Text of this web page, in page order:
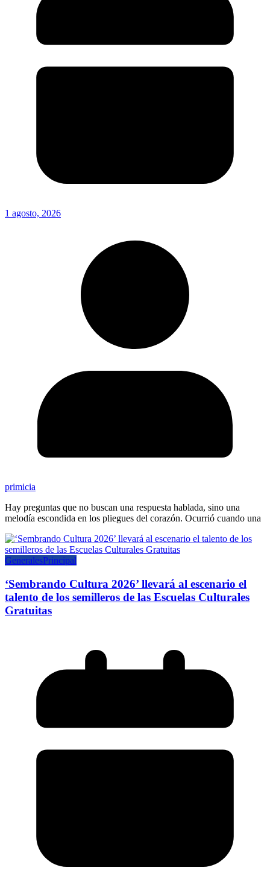
1 agosto, 2026
primicia
Hay preguntas que no buscan una respuesta hablada, sino una
melodía escondida en los pliegues del corazón. Ocurrió cuando una
GeneralesPrincipal
‘Sembrando Cultura 2026’ llevará al escenario el
talento de los semilleros de las Escuelas Culturales
Gratuitas